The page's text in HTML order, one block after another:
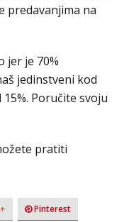
predavanjima na
jer je 70%
jedinstveni kod
Poručite svoju
pratiti
Pinterest